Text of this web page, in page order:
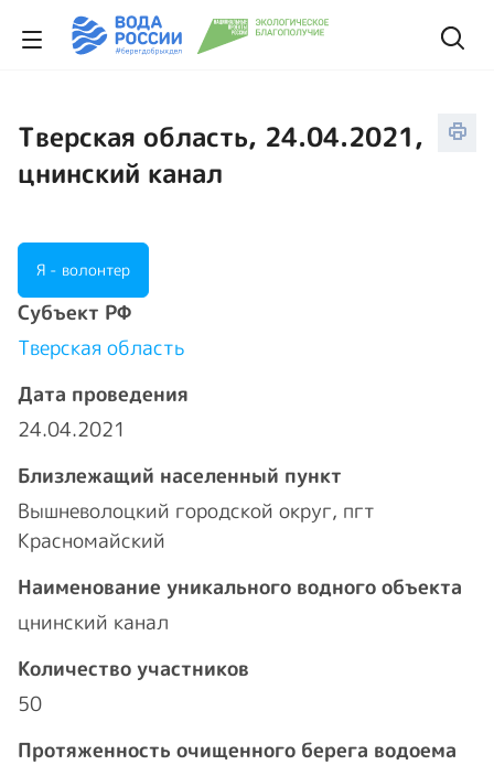
Тверская область, 24.04.2021,
цнинский канал
Я - волонтер
Cубъект РФ
Тверская область
Дата проведения
24.04.2021
Близлежащий населенный пункт
Вышневолоцкий городской округ, пгт
Красномайский
Наименование уникального водного объекта
цнинский канал
Количество участников
50
Протяженность очищенного берега водоема